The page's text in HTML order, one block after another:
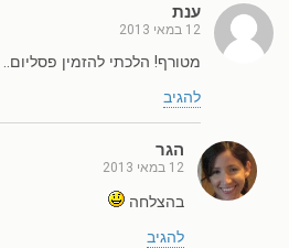
ענת
12 במאי 2013
מטורף! הלכתי להזמין פסליום..
להגיב
הגר
12 במאי 2013
בהצלחה
להגיב